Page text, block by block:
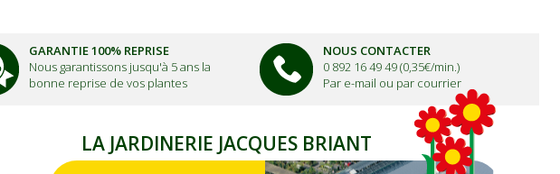
GARANTIE 100% REPRISE
Nous garantissons jusqu'à 5 ans la
bonne reprise de vos plantes
NOUS CONTACTER
0 892 16 49 49 (0,35€/min.)
Par e-mail ou par courrier
LA JARDINERIE JACQUES BRIANT